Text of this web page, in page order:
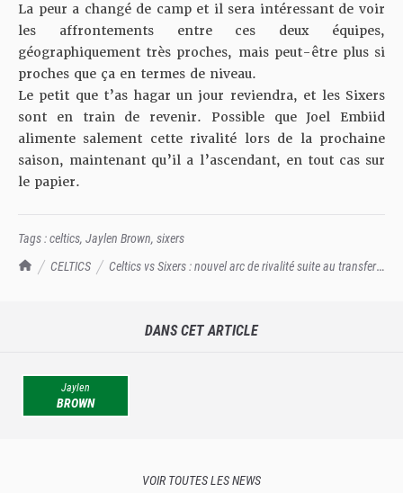
TrashTalk Actu NBA
CELTICS
Celtics vs Sixers : nouvel arc de rivalité suite au transfert
La peur a changé de camp et il sera intéressant de voir
les affrontements entre ces deux équipes,
géographiquement très proches, mais peut-être plus si
proches que ça en termes de niveau.
Le petit que t’as hagar un jour reviendra, et les Sixers
sont en train de revenir. Possible que Joel Embiid
alimente salement cette rivalité lors de la prochaine
saison, maintenant qu’il a l’ascendant, en tout cas sur
le papier.
Tags :celtics, Jaylen Brown, sixers
DANS CET ARTICLE
Jaylen
BROWN
VOIR TOUTES LES NEWS